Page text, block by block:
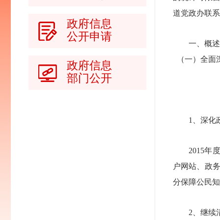
政府信息
公开申请
政府信息
部门公开
道党政办联
一、概述
（一）全面
1、深化政
2015年度
户网站、政
分保障公民
2、继续清